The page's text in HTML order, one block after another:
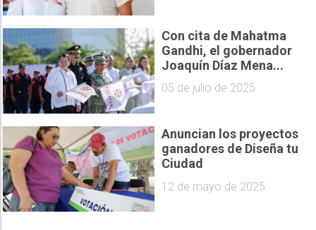
Con cita de Mahatma
Gandhi, el gobernador
Joaquín Díaz Mena...
05 de julio de 2025
Anuncian los proyectos
ganadores de Diseña tu
Ciudad
12 de mayo de 2025